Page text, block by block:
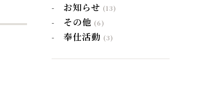
お知らせ (13)
その他 (6)
奉仕活動 (3)